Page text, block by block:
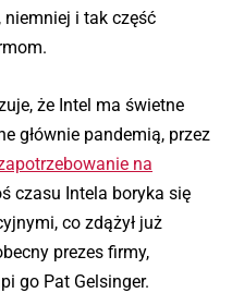
i tak część
że Intel ma świetne
głównie pandemią, przez
na
czasu Intela boryka się
co zdążył już
prezes firmy,
go Pat Gelsinger.